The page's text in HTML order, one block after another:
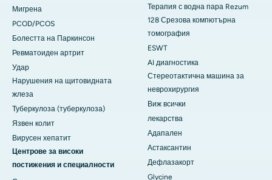
Мигрена
PCOD/PCOS
Болестта на Паркинсон
Ревматоиден артрит
Удар
Нарушения на щитовидната
жлеза
Туберкулоза (туберкулоза)
Язвен колит
Вирусен хепатит
Центрове за високи
постижения и специалности
Терапия с водна пара Rezum
128 Срезова компютърна
томография
ESWT
AI диагностика
Стереотактична машина за
неврохирургия
Виж всички
лекарства
Адапален
Астаксантин
Дефлазакорт
Glycine